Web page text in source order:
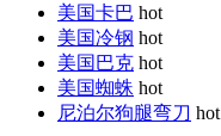
美国卡巴 hot
美国冷钢 hot
美国巴克 hot
美国蜘蛛 hot
尼泊尔狗腿弯刀 hot